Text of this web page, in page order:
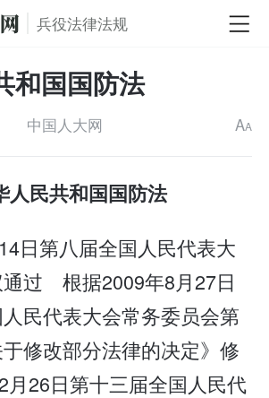
兵役法律法规
和国国防法
中国人大网 AA
人民共和国国防法
日第八届全国人民代表大
过 根据2009年8月27日
民代表大会常务委员会第
修改部分法律的决定》修
26日第十三届全国人民代